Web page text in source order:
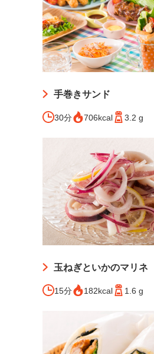
手巻きサンド
30分 706kcal 3.2 g
玉ねぎといかのマリネ
15分 182kcal 1.6 g